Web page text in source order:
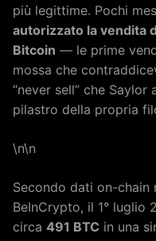
più legittime. Pochi
autorizzato la vendita
Bitcoin — le prime
mossa che
“never sell” che
pilastro della propria
\n\n
Secondo dati on-
BeInCrypto, il 1° luglio
circa 491 BTC in una